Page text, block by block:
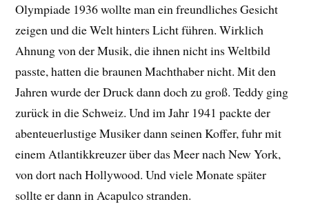
Olympiade 1936 wollte man ein freundliches Gesicht
zeigen und die Welt hinters Licht führen. Wirklich
Ahnung von der Musik, die ihnen nicht ins Weltbild
passte, hatten die braunen Machthaber nicht. Mit den
Jahren wurde der Druck dann doch zu groß. Teddy ging
zurück in die Schweiz. Und im Jahr 1941 packte der
abenteuerlustige Musiker dann seinen Koffer, fuhr mit
einem Atlantikkreuzer über das Meer nach New York,
von dort nach Hollywood. Und viele Monate später
sollte er dann in Acapulco stranden.